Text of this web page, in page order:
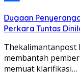
Dugaan
Perkara Tuntas
Thekalimantanpost
membantah
memuat klarifikasi…